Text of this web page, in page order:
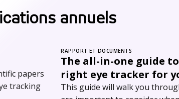
annuels
papers
tracking
RAPPORT ET DOCUMENTS
The all-in-one guide
right eye tracker for
This guide will walk you